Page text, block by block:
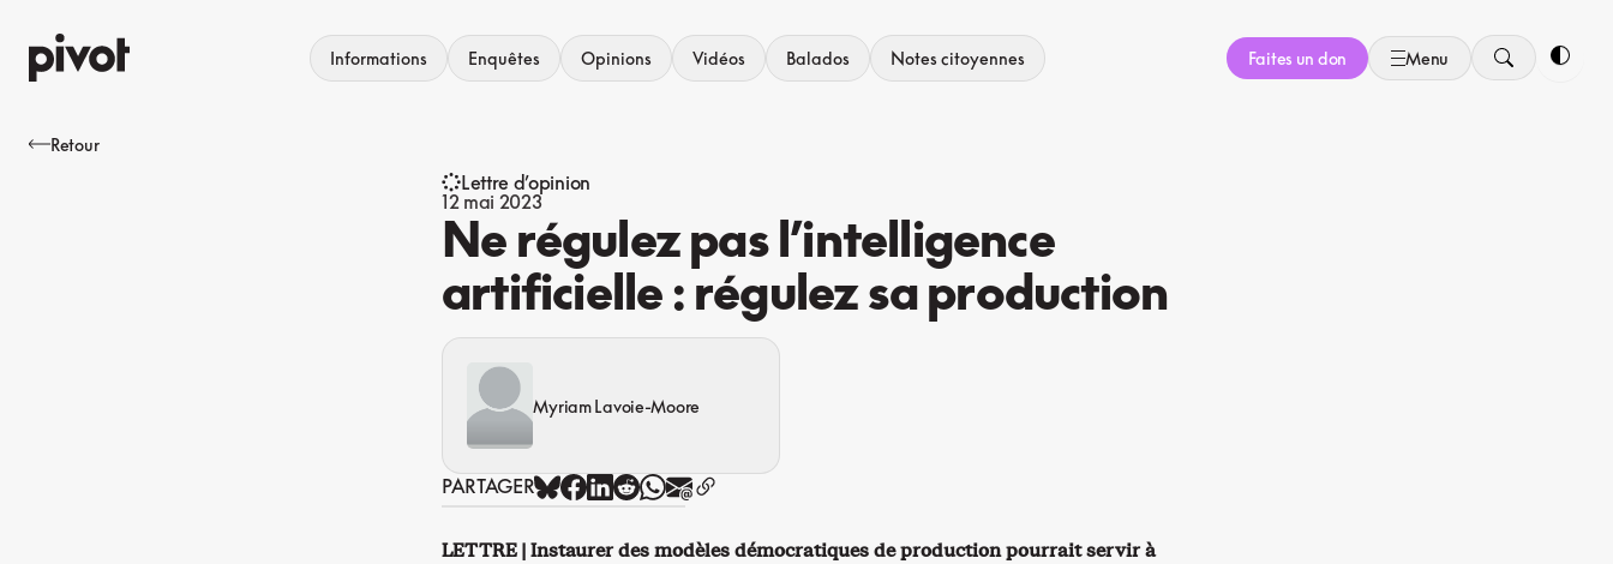
au
contenu
Informations Enquêtes Opinions Vidéos Balados Notes citoyennes Faites un don Menu
Retour
Lettre d’opinion
12 mai 2023
Ne régulez pas l’intelligence
artificielle : régulez sa production
Myriam Lavoie-Moore
PARTAGER
LETTRE | Instaurer des modèles démocratiques de production pourrait servir à